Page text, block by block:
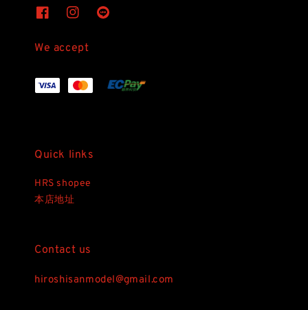
We accept
Quick links
HRS shopee
本店地址
Contact us
hiroshisanmodel@gmail.com